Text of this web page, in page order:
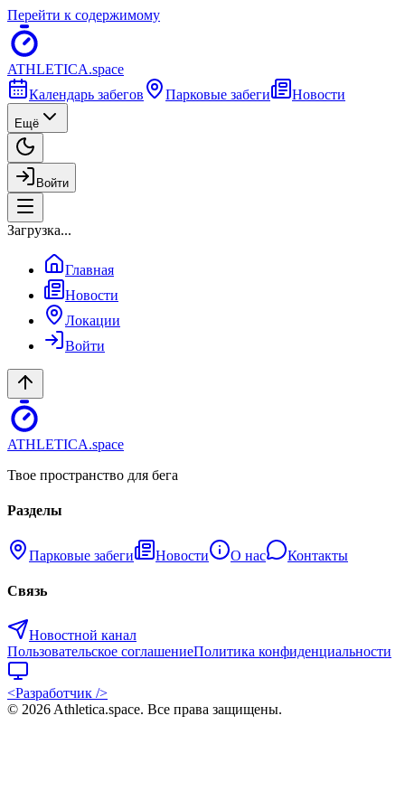
Перейти к содержимому
ATHLETICA.space
Календарь забегов
Парковые забеги Новости
Ещё
Войти
Загрузка...
Главная
Новости
Локации
Войти
ATHLETICA.space
Твое пространство для бега
Разделы
Парковые забеги Новости О нас Контакты
Связь
Новостной канал
Пользовательское соглашениеПолитика конфиденциальности
<Разработчик />
© 2026 Athletica.space. Все права защищены.